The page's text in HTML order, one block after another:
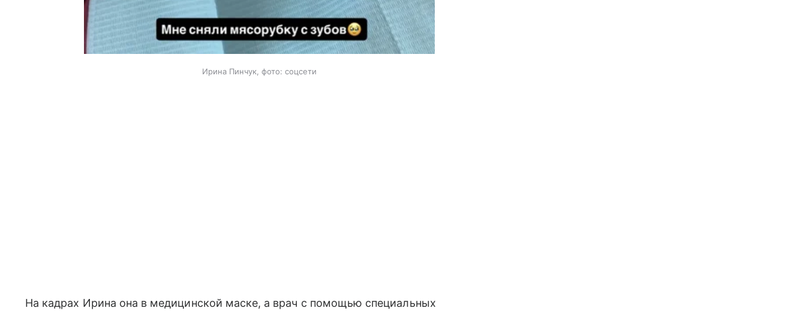
Ирина Пинчук, фото: соцсети
На кадрах Ирина она в медицинской маске, а врач с помощью специальных